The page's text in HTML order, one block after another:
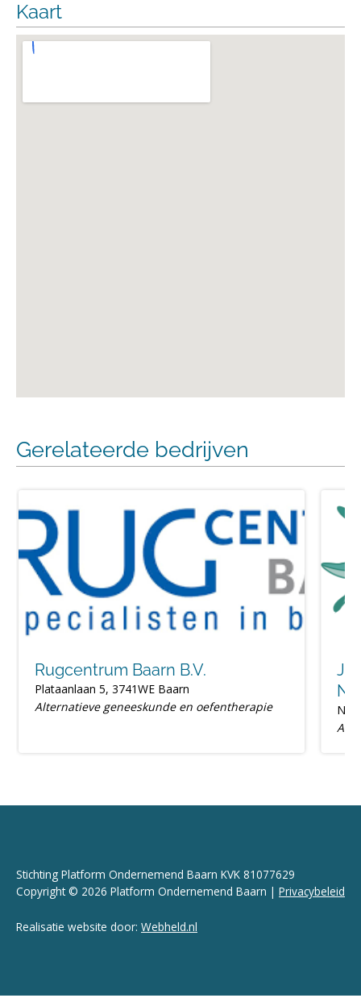
Kaart
Gerelateerde bedrijven
Rugcentrum Baarn B.V.
Plataanlaan 5, 3741WE Baarn
Alternatieve geneeskunde en oefentherapie
Stichting Platform Ondernemend Baarn KVK 81077629
Copyright © 2026 Platform Ondernemend Baarn | Privacybeleid
Realisatie website door: Webheld.nl